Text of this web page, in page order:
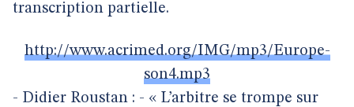
transcription partielle.
http://www.acrimed.org/IMG/mp3/Europe-
son4.mp3
- Didier Roustan : - « L’arbitre se trompe sur